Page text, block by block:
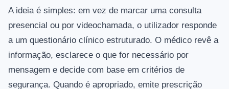
A ideia é simples: em vez de marcar uma consulta
presencial ou por videochamada, o utilizador responde
a um questionário clínico estruturado. O médico revê a
informação, esclarece o que for necessário por
mensagem e decide com base em critérios de
segurança. Quando é apropriado, emite prescrição